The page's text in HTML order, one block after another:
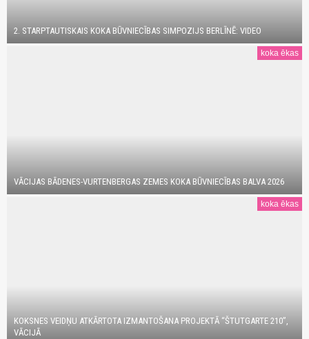
2. STARPTAUTISKAIS KOKA BŪVNIECĪBAS SIMPOZIJS BERLĪNĒ: VIDEO
koka ēkas
VĀCIJAS BĀDENES-VURTENBERGAS ZEMES KOKA BŪVNIECĪBAS BALVA 2026
koka ēkas
KOKSNES VEIDŅU ATKĀRTOTA IZMANTOŠANA PROJEKTĀ “ŠTUTGARTE 210”,
VĀCIJĀ